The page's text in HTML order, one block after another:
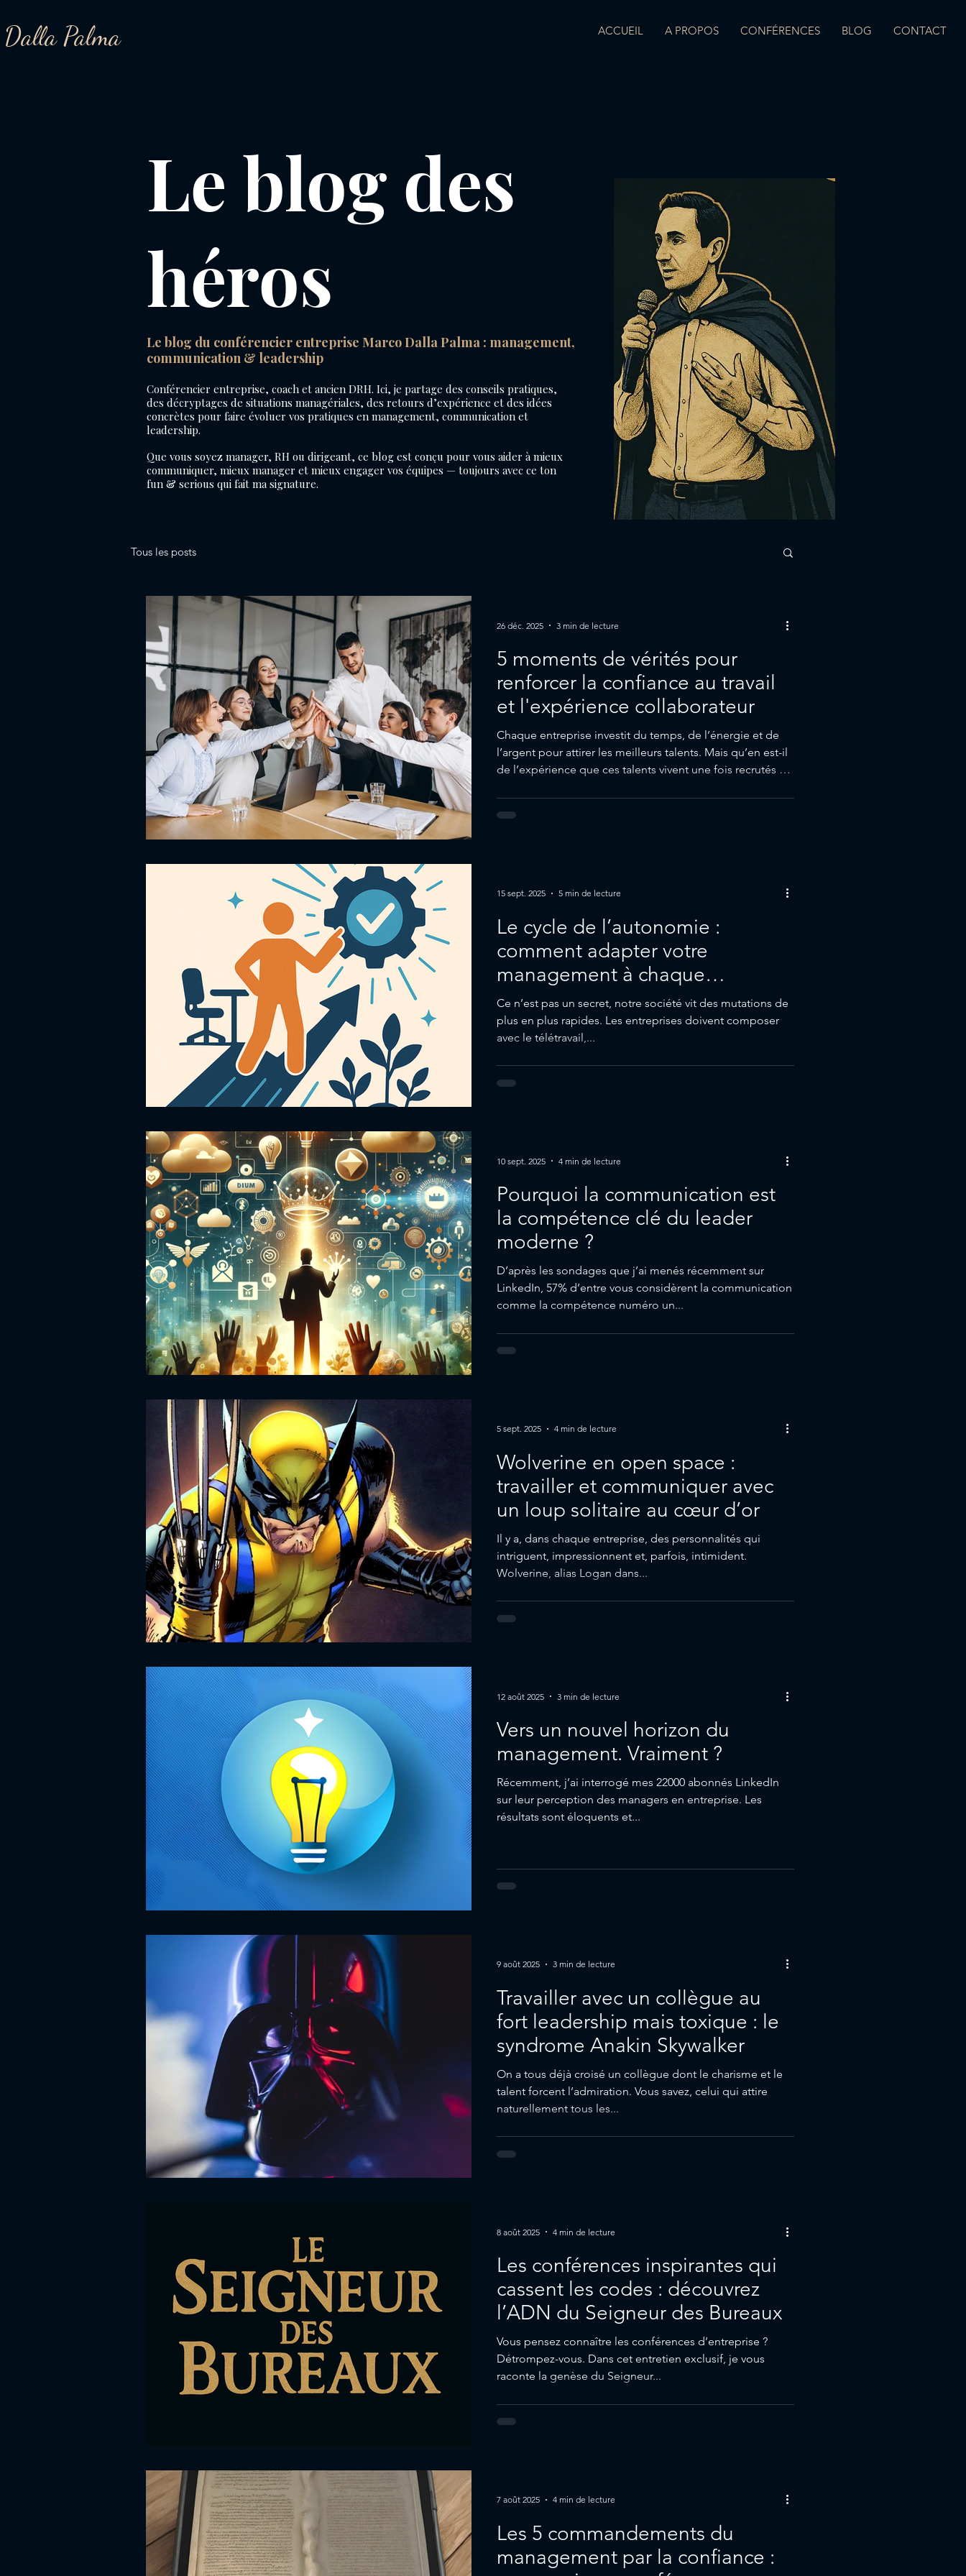
Palma ACCUEIL A PROPOS CONFÉRENCES BLOG CONTACT
Le blog des
héros
Le blog du conférencier entreprise Marco Dalla Palma : management,
communication & leadership
Conférencier entreprise, coach et ancien DRH. Ici, je partage des conseils pratiques,
des décryptages de situations managériales, des retours d’expérience et des idées
concrètes pour faire évoluer vos pratiques en management, communication et
leadership.
Que vous soyez manager, RH ou dirigeant, ce blog est conçu pour vous aider à mieux
communiquer, mieux manager et mieux engager vos équipes — toujours avec ce ton
fun & serious qui fait ma signature.
Tous les posts
5 moments de vérités pour
renforcer la confiance au travail
et l'expérience collaborateur
Chaque entreprise investit du temps, de l’énergie et de
l’argent pour attirer les meilleurs talents. Mais qu’en est-il
de l’expérience que ces talents vivent une fois recrutés ?
signature du contrat. Il se joue sur plusieurs étapes clés
26 déc. 2025 3 min de lecture
Le cycle de l’autonomie :
comment adapter votre
management à chaque
collaborateur ?
Ce n’est pas un secret, notre société vit des mutations de
plus en plus rapides. Les entreprises doivent composer
avec le télétravail,...
15 sept. 2025 5 min de lecture
Pourquoi la communication est
la compétence clé du leader
moderne ?
D’après les sondages que j’ai menés récemment sur
LinkedIn, 57% d’entre vous considèrent la communication
comme la compétence numéro un...
10 sept. 2025 4 min de lecture
Wolverine en open space :
travailler et communiquer avec
un loup solitaire au cœur d’or
Il y a, dans chaque entreprise, des personnalités qui
intriguent, impressionnent et, parfois, intimident.
Wolverine, alias Logan dans...
5 sept. 2025 4 min de lecture
Vers un nouvel horizon du
management. Vraiment ?
Récemment, j’ai interrogé mes 22000 abonnés LinkedIn
sur leur perception des managers en entreprise. Les
résultats sont éloquents et...
12 août 2025 3 min de lecture
Travailler avec un collègue au
fort leadership mais toxique : le
syndrome Anakin Skywalker
On a tous déjà croisé un collègue dont le charisme et le
talent forcent l’admiration. Vous savez, celui qui attire
naturellement tous les...
9 août 2025 3 min de lecture
Les conférences inspirantes qui
cassent les codes : découvrez
l’ADN du Seigneur des Bureaux
Vous pensez connaître les conférences d’entreprise ?
Détrompez-vous. Dans cet entretien exclusif, je vous
raconte la genèse du Seigneur...
8 août 2025 4 min de lecture
Les 5 commandements du
management par la confiance :
7 août 2025 4 min de lecture